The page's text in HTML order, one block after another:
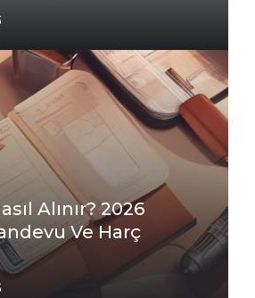
Alınır? 2026
Ve Harç